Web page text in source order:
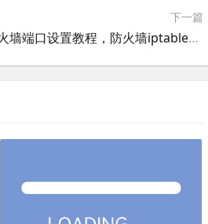
下一篇
CentOS(linux)防火墙端口设置教程，防火墙iptables规则